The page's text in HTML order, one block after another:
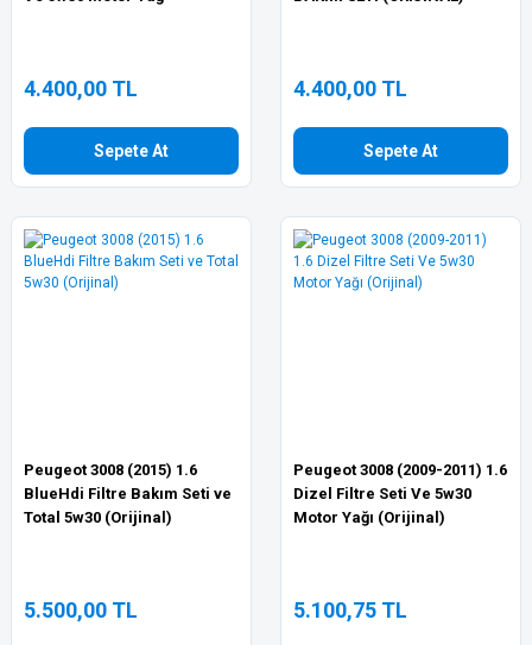
4.400,00 TL
Sepete At
4.400,00 TL
Sepete At
Peugeot 3008 (2015) 1.6
BlueHdi Filtre Bakım Seti ve
Total 5w30 (Orijinal)
5.500,00 TL
Peugeot 3008 (2009-2011) 1.6
Dizel Filtre Seti Ve 5w30
Motor Yağı (Orijinal)
5.100,75 TL